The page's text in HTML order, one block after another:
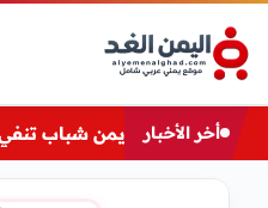
أخر الأخبار